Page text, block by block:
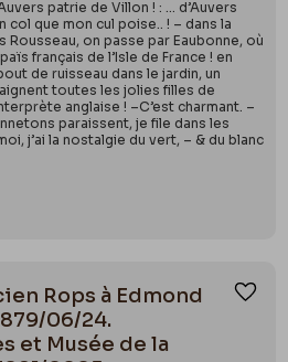
patrie de Villon ! : ... d’Auvers
col que mon cul poise.. ! – dans la
Rousseau, on passe par Eaubonne, où
français de l’Isle de France ! en
de ruisseau dans le jardin, un
toutes les jolies filles de
anglaise ! –C’est charmant. –
paraissent, je file dans les
j’ai la nostalgie du vert, – & du blanc
Rops à Edmond
06/24.
et Musée de la